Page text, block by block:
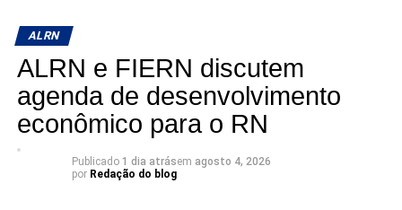
dessa parcela da sociedade.
No âmbito econômico, foram analisados os dados do
Cadastro Geral de Empregados e Desempregados
(Caged) referentes ao primeiro semestre. Os índices
apontaram para uma desaceleração na criação de postos
de trabalho com carteira assinada, motivando reflexões
sobre as causas macroeconômicas e os impactos das
ALRN
ALRN e FIERN discutem
agenda de desenvolvimento
econômico para o RN
Publicado 1 dia atrásem agosto 4, 2026
por Redação do blog